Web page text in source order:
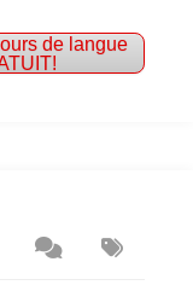
de langue